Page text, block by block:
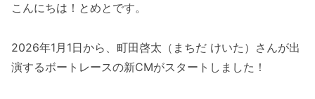
こんにちは！とめとです。
2026年1月1日から、町田啓太（まちだ けいた）さんが出
演するボートレースの新CMがスタートしました！